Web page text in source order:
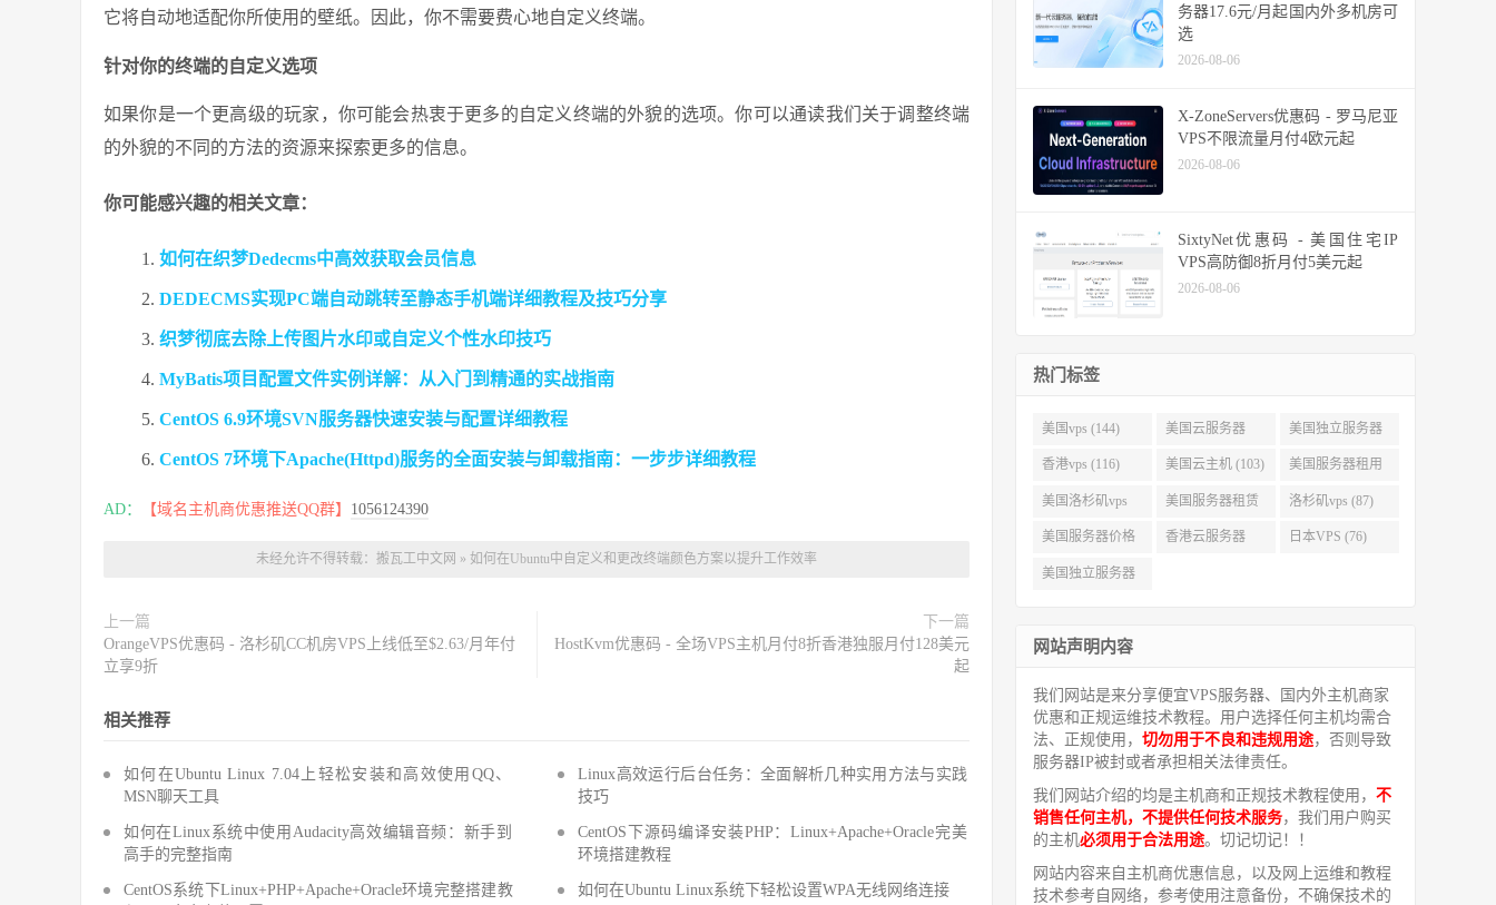
它将自动地适配你所使用的壁纸。因此，你不需要费心地自定义终端。
针对你的终端的自定义选项
如果你是一个更高级的玩家，你可能会热衷于更多的自定义终端的外貌的选项。你可以通读我们关于调整终端
的外貌的不同的方法的资源来探索更多的信息。
你可能感兴趣的相关文章：
如何在织梦Dedecms中高效获取会员信息
DEDECMS实现PC端自动跳转至静态手机端详细教程及技巧分享
织梦彻底去除上传图片水印或自定义个性水印技巧
MyBatis项目配置文件实例详解：从入门到精通的实战指南
CentOS 6.9环境SVN服务器快速安装与配置详细教程
CentOS 7环境下Apache(Httpd)服务的全面安装与卸载指南：一步步详细教程
AD： 【域名主机商优惠推送QQ群】 1056124390
未经允许不得转载： 搬瓦工中文网 » 如何在Ubuntu中自定义和更改终端颜色方案以提升工作效率
上一篇
OrangeVPS优惠码 - 洛杉矶CC机房VPS上线低至$2.63/月年付
立享9折
下一篇
HostKvm优惠码 - 全场VPS主机月付8折香港独服月付128美元
起
相关推荐
如何在Ubuntu Linux 7.04上轻松安装和高效使用QQ、
MSN聊天工具
Linux高效运行后台任务：全面解析几种实用方法与实践
技巧
如何在Linux系统中使用Audacity高效编辑音频：新手到
高手的完整指南
CentOS下源码编译安装PHP：Linux+Apache+Oracle完美
环境搭建教程
CentOS系统下Linux+PHP+Apache+Oracle环境完整搭建教
如何在Ubuntu Linux系统下轻松设置WPA无线网络连接
务器17.6元/月起国内外多机房可
选
2026-08-06
X-ZoneServers优惠码 - 罗马尼亚
VPS不限流量月付4欧元起
2026-08-06
SixtyNet优惠码 - 美国住宅IP
VPS高防御8折月付5美元起
2026-08-06
热门标签
美国vps (144) 美国云服务器
(143)
美国独立服务器
(118)
香港vps (116) 美国云主机 (103) 美国服务器租用
(99)
美国洛杉矶vps
(94)
美国服务器租赁
(91)
洛杉矶vps (87)
美国服务器价格
(82)
香港云服务器 日本VPS (76)
美国独立服务器
网站声明内容
我们网站是来分享便宜VPS服务器、国内外主机商家
优惠和正规运维技术教程。用户选择任何主机均需合
法、正规使用， 切勿用于不良和违规用途，否则导致
服务器IP被封或者承担相关法律责任。
我们网站介绍的均是主机商和正规技术教程使用， 不
销售任何主机，不提供任何技术服务，我们用户购买
的主机必须用于合法用途。切记切记！！
网站内容来自主机商优惠信息，以及网上运维和教程
技术参考自网络，参考使用注意备份，不确保技术的